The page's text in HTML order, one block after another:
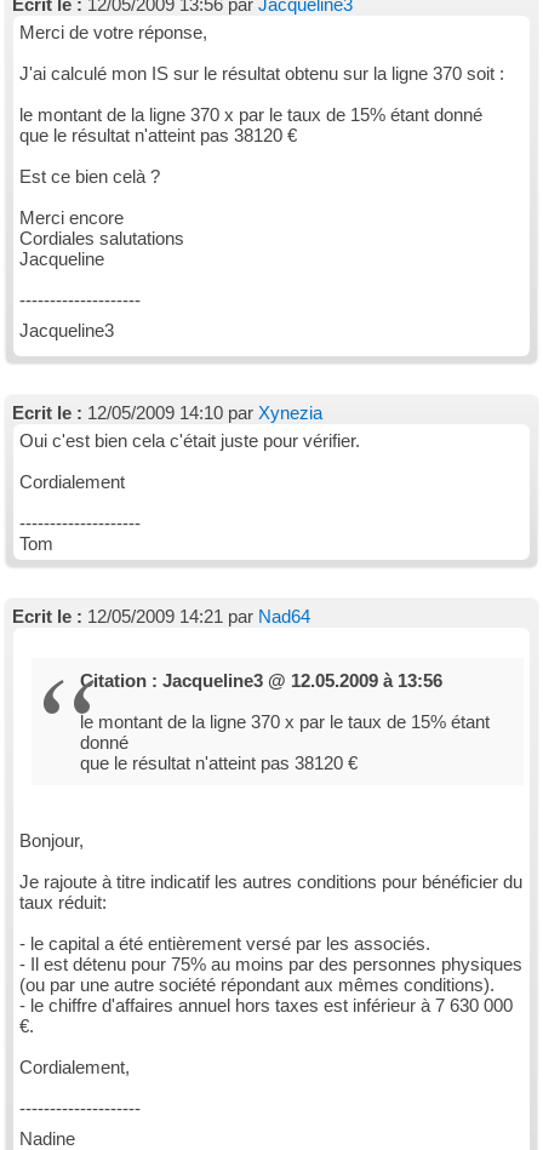
Ecrit le : 12/05/2009 13:56 par Jacqueline3
Merci de votre réponse,
J'ai calculé mon IS sur le résultat obtenu sur la ligne 370 soit :
le montant de la ligne 370 x par le taux de 15% étant donné
que le résultat n'atteint pas 38120 €
Est ce bien celà ?
Merci encore
Cordiales salutations
Jacqueline
--------------------
Jacqueline3
Ecrit le : 12/05/2009 14:10 par Xynezia
Oui c'est bien cela c'était juste pour vérifier.
Cordialement
--------------------
Tom
Ecrit le : 12/05/2009 14:21 par Nad64
Citation : Jacqueline3 @ 12.05.2009 à 13:56
le montant de la ligne 370 x par le taux de 15% étant
donné
que le résultat n'atteint pas 38120 €
Bonjour,
Je rajoute à titre indicatif les autres conditions pour bénéficier du
taux réduit:
- le capital a été entièrement versé par les associés.
- Il est détenu pour 75% au moins par des personnes physiques
(ou par une autre société répondant aux mêmes conditions).
- le chiffre d'affaires annuel hors taxes est inférieur à 7 630 000
€.
Cordialement,
--------------------
Nadine